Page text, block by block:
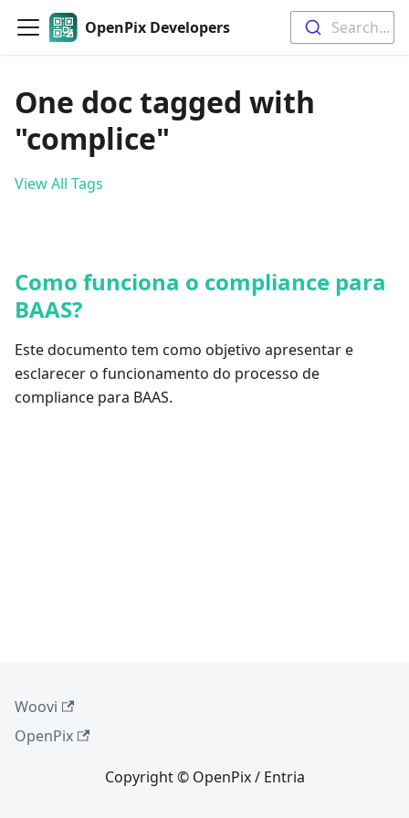
OpenPix Developers Search...
One doc tagged with
"complice"
View All Tags
Como funciona o compliance para
BAAS?
Este documento tem como objetivo apresentar e
esclarecer o funcionamento do processo de
compliance para BAAS.
Woovi
OpenPix
Copyright © OpenPix / Entria